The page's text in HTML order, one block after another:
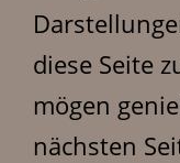
diese Seite
mögen
nächsten